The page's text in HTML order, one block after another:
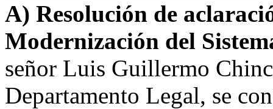
A) Resolución de
Modernización del
señor Luis Guillermo
Departamento Legal, se